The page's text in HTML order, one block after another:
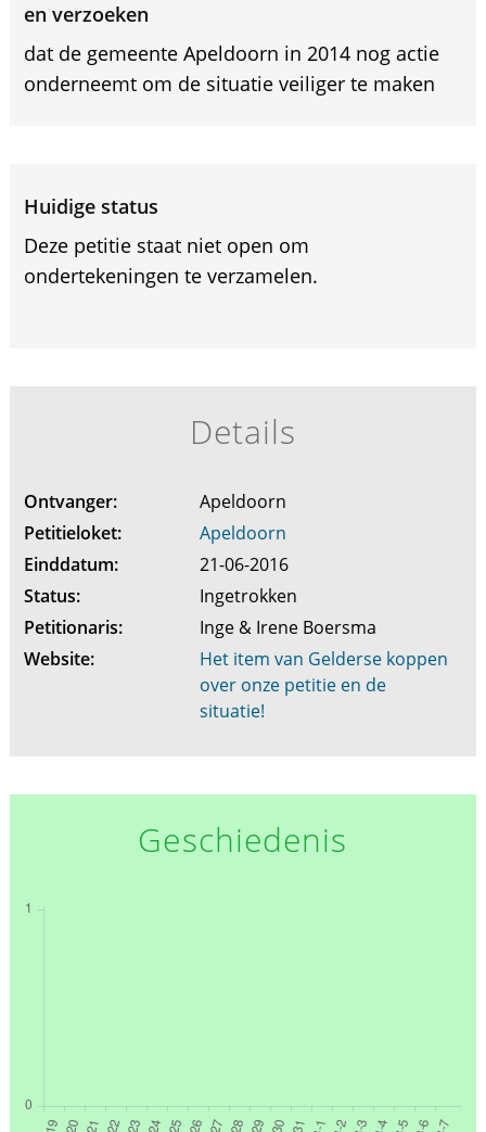
en verzoeken
dat de gemeente Apeldoorn in 2014 nog actie
onderneemt om de situatie veiliger te maken
Huidige status
Deze petitie staat niet open om
ondertekeningen te verzamelen.
Details
Ontvanger:
Apeldoorn
Petitieloket:
Apeldoorn
Einddatum:
21-06-2016
Status:
Ingetrokken
Petitionaris:
Inge & Irene Boersma
Website:
Het item van Gelderse koppen
over onze petitie en de
situatie!
Geschiedenis